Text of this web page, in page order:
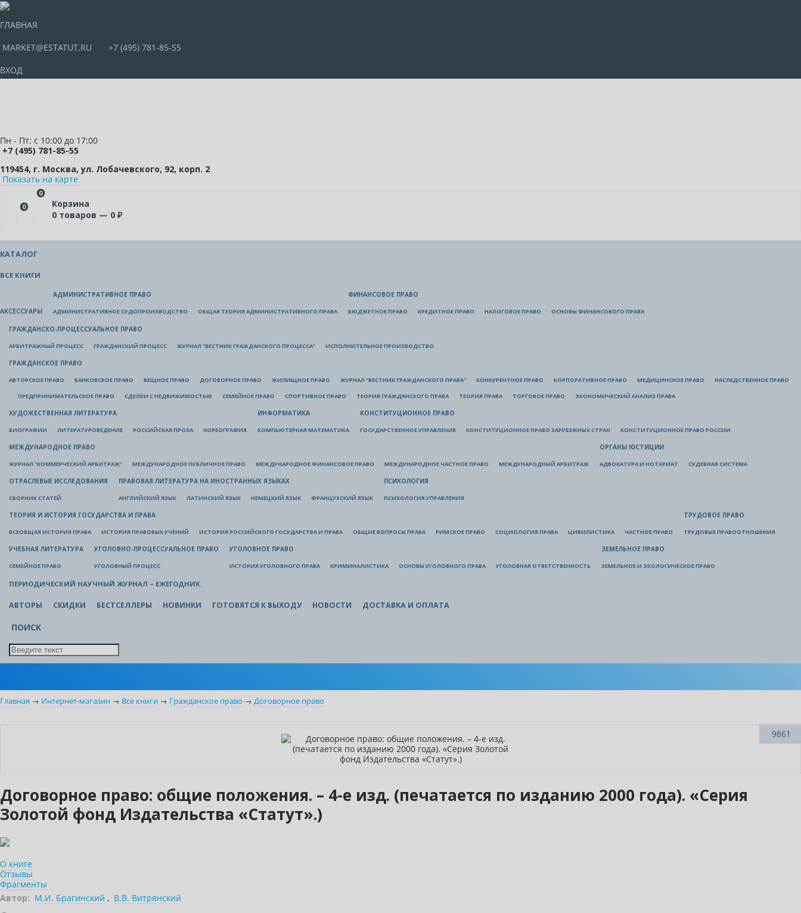
ГЛАВНАЯ
MARKET@ESTATUT.RU
+7 (495) 781-85-55
ВХОД
Пн - Пт: с 10:00 до 17:00
+7 (495) 781-85-55
119454, г. Москва, ул. Лобачевского, 92, корп. 2
Показать на карте
0
0
Корзина
0 товаров — 0 ₽
КАТАЛОГ
ВСЕ КНИГИ
АКСЕССУАРЫ
АДМИНИСТРАТИВНОЕ ПРАВО
АДМИНИСТРАТИВНОЕ СУДОПРОИЗВОДСТВО ОБЩАЯ ТЕОРИЯ АДМИНИСТРАТИВНОГО ПРАВА
ФИНАНСОВОЕ ПРАВО
БЮДЖЕТНОЕ ПРАВО КРЕДИТНОЕ ПРАВО НАЛОГОВОЕ ПРАВО ОСНОВЫ ФИНАНСОВОГО ПРАВА
ГРАЖДАНСКО-ПРОЦЕССУАЛЬНОЕ ПРАВО
АРБИТРАЖНЫЙ ПРОЦЕСС ГРАЖДАНСКИЙ ПРОЦЕСС ЖУРНАЛ "ВЕСТНИК ГРАЖДАНСКОГО ПРОЦЕССА" ИСПОЛНИТЕЛЬНОЕ ПРОИЗВОДСТВО
ГРАЖДАНСКОЕ ПРАВО
АВТОРСКОЕ ПРАВО БАНКОВСКОЕ ПРАВО ВЕЩНОЕ ПРАВО ДОГОВОРНОЕ ПРАВО ЖИЛИЩНОЕ ПРАВО ЖУРНАЛ "ВЕСТНИК ГРАЖДАНСКОГО ПРАВА" КОНКУРЕНТНОЕ ПРАВО КОРПОРАТИВНОЕ ПРАВО МЕДИЦИНСКОЕ ПРАВО НАСЛЕДСТВЕННОЕ ПРАВО
ПРЕДПРИНИМАТЕЛЬСКОЕ ПРАВО СДЕЛКИ С НЕДВИЖИМОСТЬЮ СЕМЕЙНОЕ ПРАВО СПОРТИВНОЕ ПРАВО ТЕОРИЯ ГРАЖДАНСКОГО ПРАВА ТЕОРИЯ ПРАВА ТОРГОВОЕ ПРАВО ЭКОНОМИЧЕСКИЙ АНАЛИЗ ПРАВА
ХУДОЖЕСТВЕННАЯ ЛИТЕРАТУРА
БИОГРАФИИ ЛИТЕРАТУРОВЕДЕНИЕ РОССИЙСКАЯ ПРОЗА ХОРЕОГРАФИЯ
ИНФОРМАТИКА
КОМПЬЮТЕРНАЯ МАТЕМАТИКА
КОНСТИТУЦИОННОЕ ПРАВО
ГОСУДАРСТВЕННОЕ УПРАВЛЕНИЕ КОНСТИТУЦИОННОЕ ПРАВО ЗАРУБЕЖНЫХ СТРАН КОНСТИТУЦИОННОЕ ПРАВО РОССИИ
МЕЖДУНАРОДНОЕ ПРАВО
ЖУРНАЛ "КОММЕРЧЕСКИЙ АРБИТРАЖ" МЕЖДУНАРОДНОЕ ПУБЛИЧНОЕ ПРАВО МЕЖДУНАРОДНОЕ ФИНАНСОВОЕ ПРАВО МЕЖДУНАРОДНОЕ ЧАСТНОЕ ПРАВО МЕЖДУНАРОДНЫЙ АРБИТРАЖ
ОРГАНЫ ЮСТИЦИИ
АДВОКАТУРА И НОТАРИАТ СУДЕБНАЯ СИСТЕМА
ОТРАСЛЕВЫЕ ИССЛЕДОВАНИЯ
СБОРНИК СТАТЕЙ
ПРАВОВАЯ ЛИТЕРАТУРА НА ИНОСТРАННЫХ ЯЗЫКАХ
АНГЛИЙСКИЙ ЯЗЫК ЛАТИНСКИЙ ЯЗЫК НЕМЕЦКИЙ ЯЗЫК ФРАНЦУЗСКИЙ ЯЗЫК
ПСИХОЛОГИЯ
ПСИХОЛОГИЯ УПРАВЛЕНИЯ
ТЕОРИЯ И ИСТОРИЯ ГОСУДАРСТВА И ПРАВА
ВСЕОБЩАЯ ИСТОРИЯ ПРАВА ИСТОРИЯ ПРАВОВЫХ УЧЕНИЙ ИСТОРИЯ РОССИЙСКОГО ГОСУДАРСТВА И ПРАВА ОБЩИЕ ВОПРОСЫ ПРАВА РИМСКОЕ ПРАВО СОЦИОЛОГИЯ ПРАВА ЦИВИЛИСТИКА ЧАСТНОЕ ПРАВО
ТРУДОВОЕ ПРАВО
ТРУДОВЫЕ ПРАВООТНОШЕНИЯ
УЧЕБНАЯ ЛИТЕРАТУРА
СЕМЕЙНОЕ ПРАВО
УГОЛОВНО-ПРОЦЕССУАЛЬНОЕ ПРАВО
УГОЛОВНЫЙ ПРОЦЕСС
УГОЛОВНОЕ ПРАВО
ИСТОРИЯ УГОЛОВНОГО ПРАВА КРИМИНАЛИСТИКА ОСНОВЫ УГОЛОВНОГО ПРАВА УГОЛОВНАЯ ОТВЕТСТВЕННОСТЬ
ЗЕМЕЛЬНОЕ ПРАВО
ЗЕМЕЛЬНОЕ И ЭКОЛОГИЧЕСКОЕ ПРАВО
ПЕРИОДИЧЕСКИЙ НАУЧНЫЙ ЖУРНАЛ – ЕЖЕГОДНИК.
АВТОРЫ СКИДКИ БЕСТСЕЛЛЕРЫ НОВИНКИ ГОТОВЯТСЯ К ВЫХОДУ НОВОСТИ ДОСТАВКА И ОПЛАТА
ПОИСК
Главная → Интернет-магазин → Все книги → Гражданское право → Договорное право
9861
Договорное право: общие положения. – 4-е изд. (печатается по изданию 2000 года). «Серия
Золотой фонд Издательства «Статут».)
О книге
Отзывы
Фрагменты
Автор: М.И. Брагинский , В.В. Витрянский